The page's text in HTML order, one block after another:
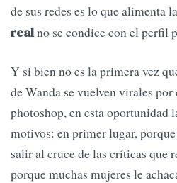
de sus redes es lo que alimenta
realno se condice con el perfil
Y si bien no es la primera vez
de Wanda se vuelven virales por
photoshop, en esta oportunidad
motivos: en primer lugar,
salir al cruce de las críticas que
porque muchas mujeres le